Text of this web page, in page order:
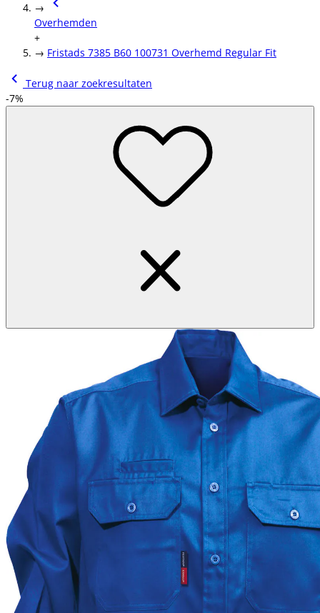
→
Overhemden
+
→ Fristads 7385 B60 100731 Overhemd Regular Fit
Terug naar zoekresultaten
-7%